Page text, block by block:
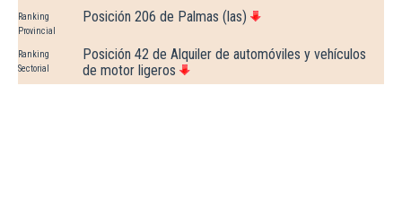
Ranking
Provincial
Posición 206 de Palmas (las)
Ranking
Sectorial
Posición 42 de Alquiler de automóviles y vehículos
de motor ligeros